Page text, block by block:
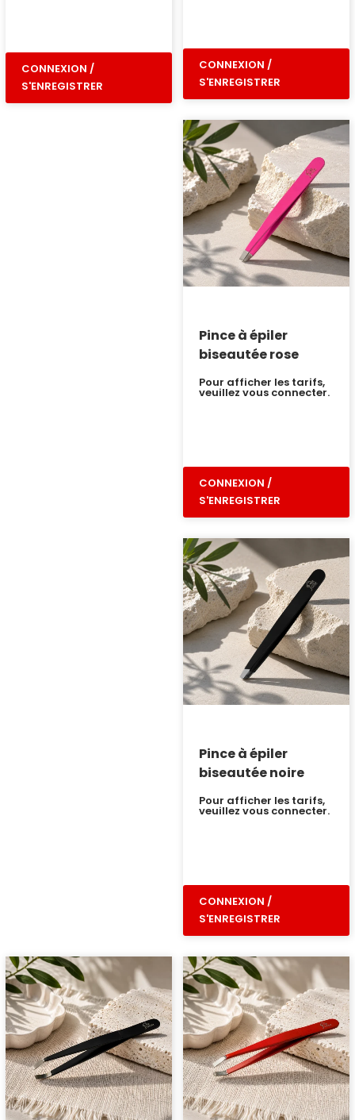
CONNEXION /
S'ENREGISTRER
CONNEXION /
S'ENREGISTRER
Pince à épiler
biseautée rose
Pour afficher les tarifs,
veuillez vous connecter.
CONNEXION /
S'ENREGISTRER
Pince à épiler
biseautée noire
Pour afficher les tarifs,
veuillez vous connecter.
CONNEXION /
S'ENREGISTRER